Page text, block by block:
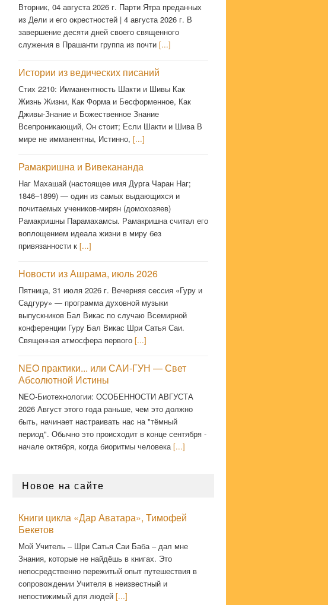
Вторник, 04 августа 2026 г. Парти Ятра преданных
из Дели и его окрестностей | 4 августа 2026 г. В
завершение десяти дней своего священного
служения в Прашанти группа из почти [...]
Истории из ведических писаний
Стих 2210: Имманентность Шакти и Шивы Как
Жизнь Жизни, Как Форма и Бесформенное, Как
Дживы-Знание и Божественное Знание
Всепроникающий, Он стоит; Если Шакти и Шива В
мире не имманентны, Истинно, [...]
Рамакришна и Вивекананда
Наг Махашай (настоящее имя Дурга Чаран Наг;
1846–1899) — один из самых выдающихся и
почитаемых учеников-мирян (домохозяев)
Рамакришны Парамахамсы. Рамакришна считал его
воплощением идеала жизни в миру без
привязанности к [...]
Новости из Ашрама, июль 2026
Пятница, 31 июля 2026 г. Вечерняя сессия «Гуру и
Садгуру» — программа духовной музыки
выпускников Бал Викас по случаю Всемирной
конференции Гуру Бал Викас Шри Сатья Саи.
Священная атмосфера первого [...]
NEO практики... или САИ-ГУН — Свет
Абсолютной Истины
NEO-Биотехнологии: ОСОБЕННОСТИ АВГУСТА
2026 Август этого года раньше, чем это должно
быть, начинает настраивать нас на "тёмный
период". Обычно это происходит в конце сентября -
начале октября, когда биоритмы человека [...]
Новое на сайте
Книги цикла «Дар Аватара», Тимофей
Бекетов
Мой Учитель – Шри Сатья Саи Баба – дал мне
Знания, которые не найдёшь в книгах. Это
непосредственно пережитый опыт путешествия в
сопровождении Учителя в неизвестный и
непостижимый для людей [...]